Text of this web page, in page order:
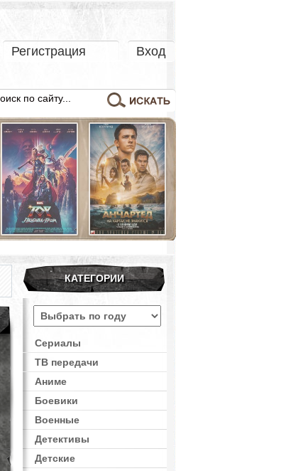
Регистрация Вход
КАТЕГОРИИ
Сериалы
ТВ передачи
Аниме
Боевики
Военные
Детективы
Детские